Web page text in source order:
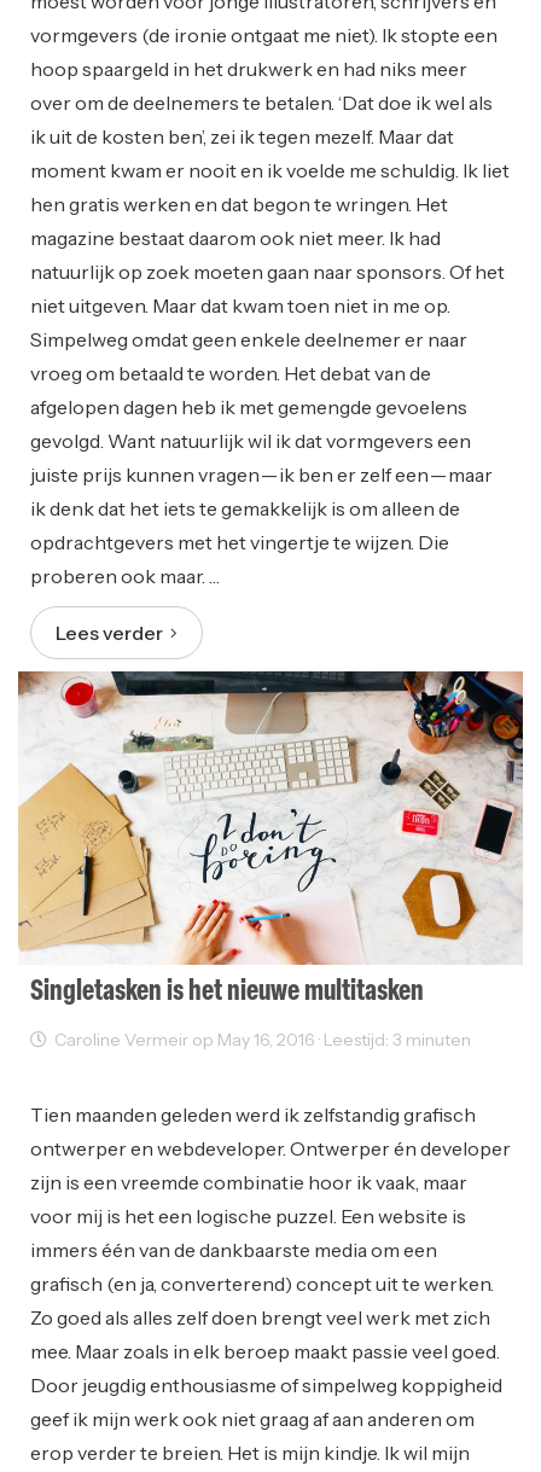
vormgevers (de ironie ontgaat me niet). Ik stopte een
hoop spaargeld in het drukwerk en had niks meer
over om de deelnemers te betalen. ‘Dat doe ik wel als
ik uit de kosten ben’, zei ik tegen mezelf. Maar dat
moment kwam er nooit en ik voelde me schuldig. Ik liet
hen gratis werken en dat begon te wringen. Het
magazine bestaat daarom ook niet meer. Ik had
natuurlijk op zoek moeten gaan naar sponsors. Of het
niet uitgeven. Maar dat kwam toen niet in me op.
Simpelweg omdat geen enkele deelnemer er naar
vroeg om betaald te worden. Het debat van de
afgelopen dagen heb ik met gemengde gevoelens
gevolgd. Want natuurlijk wil ik dat vormgevers een
juiste prijs kunnen vragen — ik ben er zelf een — maar
ik denk dat het iets te gemakkelijk is om alleen de
opdrachtgevers met het vingertje te wijzen. Die
proberen ook maar. …
Lees verder
Singletasken is het nieuwe multitasken
Caroline Vermeir op May 16, 2016 · Leestijd: 3 minuten
Tien maanden geleden werd ik zelfstandig grafisch
ontwerper en webdeveloper. Ontwerper én developer
zijn is een vreemde combinatie hoor ik vaak, maar
voor mij is het een logische puzzel. Een website is
immers één van de dankbaarste media om een
grafisch (en ja, converterend) concept uit te werken.
Zo goed als alles zelf doen brengt veel werk met zich
mee. Maar zoals in elk beroep maakt passie veel goed.
Door jeugdig enthousiasme of simpelweg koppigheid
geef ik mijn werk ook niet graag af aan anderen om
erop verder te breien. Het is mijn kindje. Ik wil mijn